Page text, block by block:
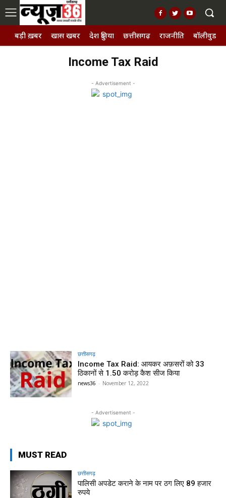
बड़ी ख़बर खास खबर देश दुनिया छत्तीसगढ़ राजनीति बॉलीवुड,
Income Tax Raid
- Advertisement -
छत्तीसगढ़
Income Tax Raid: आयकर अफ़सरों को 33
ठिकानों से 1.50 करोड़ कैश सीज किया
news36 - November 12, 2022
- Advertisement -
MUST READ
छत्तीसगढ़
पालिसी अपडेट कराने के नाम पर ठग लिए 89 हजार
रुपये